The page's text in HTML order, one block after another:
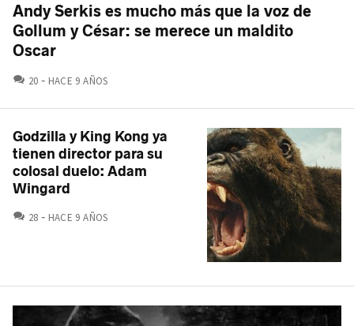
Andy Serkis es mucho más que la voz de
Gollum y César: se merece un maldito
Oscar
20 COMENTARIOS
HACE 9 AÑOS
Godzilla y King Kong ya
tienen director para su
colosal duelo: Adam
Wingard
28 COMENTARIOS
HACE 9 AÑOS